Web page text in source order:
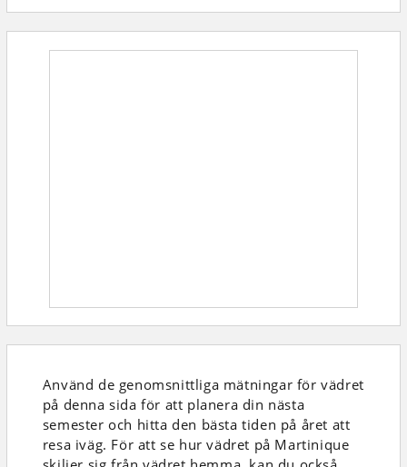
Använd de genomsnittliga mätningar för vädret
på denna sida för att planera din nästa
semester och hitta den bästa tiden på året att
resa iväg. För att se hur vädret på Martinique